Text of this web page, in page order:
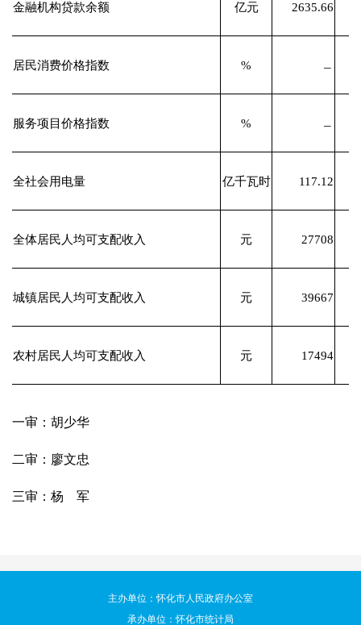
金融机构贷款余额 亿元 2635.66
居民消费价格指数 % ﹘
服务项目价格指数 % ﹘
全社会用电量 亿千瓦时 117.12
全体居民人均可支配收入 元 27708
城镇居民人均可支配收入 元 39667
农村居民人均可支配收入 元 17494
一审：胡少华
二审：廖文忠
三审：杨 军
主办单位：怀化市人民政府办公室
承办单位：怀化市统计局